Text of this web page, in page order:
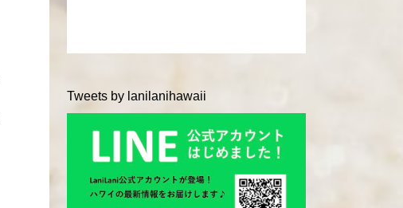
Tweets by lanilanihawaii